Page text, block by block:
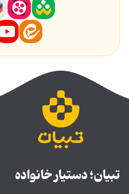
تبیان؛ دستیار خانواده